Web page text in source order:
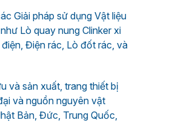
Giải pháp sử dụng Vật liệu
Lò quay nung Clinker xi
Điện rác, Lò đốt rác, và
và sản xuất, trang thiết bị
và nguồn nguyên vật
Bản, Đức, Trung Quốc,